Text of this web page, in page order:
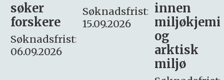
Søknadsfrist:
15.09.2026
innen
miljøkjemi
søker
– fast
Søknadsfrist:
16. august.